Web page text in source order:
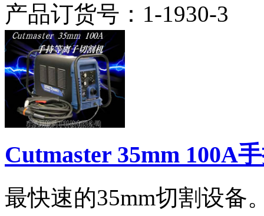
产品订货号： 1-1930-3
Cutmaster 35mm 100A
最快速的35mm切割设备